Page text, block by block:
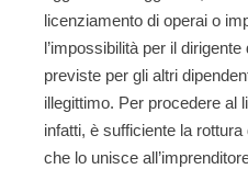
licenziamento di operai o
l’impossibilità per il
previste per gli altri
illegittimo. Per procedere al
infatti, è sufficiente la
che lo unisce